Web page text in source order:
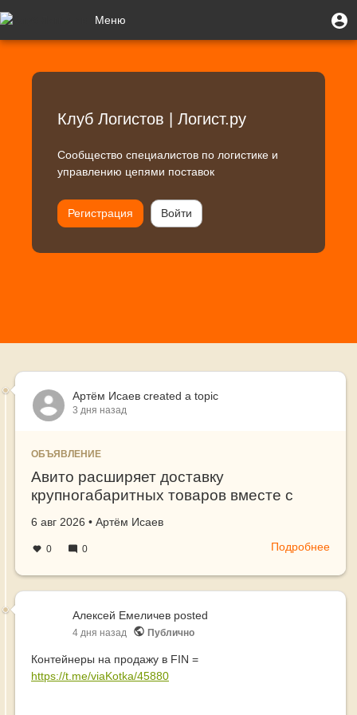
основному
Клуб
Логистов
Логист.ру
Меню
учётной
пользователя
Меню
Toggle
navigation
Клуб Логистов | Логист.ру
Сообщество специалистов по логистике и
управлению цепями поставок
Регистрация Войти
Артём Исаев created a topic
3 дня назад
ОБЪЯВЛЕНИЕ
Авито расширяет доставку
крупногабаритных товаров вместе с
Создано
6 авг 2026 •
автор Артём Исаев
0 0 Подробнее
Алексей Емеличев posted
4 дня назад Публично
Контейнеры на продажу в FIN =
https://t.me/viaKotka/45880